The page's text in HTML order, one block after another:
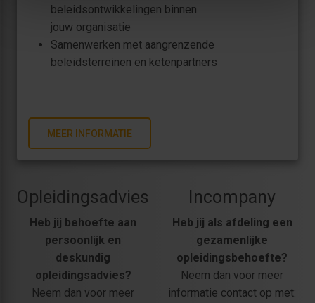
beleidsontwikkelingen binnen
jouw organisatie
Samenwerken met aangrenzende
beleidsterreinen en ketenpartners
MEER INFORMATIE
Opleidingsadvies
Heb jij behoefte aan
persoonlijk en
deskundig
opleidingsadvies?
Neem dan voor meer
Incompany
Heb jij als afdeling een
gezamenlijke
opleidingsbehoefte?
Neem dan voor meer
informatie contact op met: